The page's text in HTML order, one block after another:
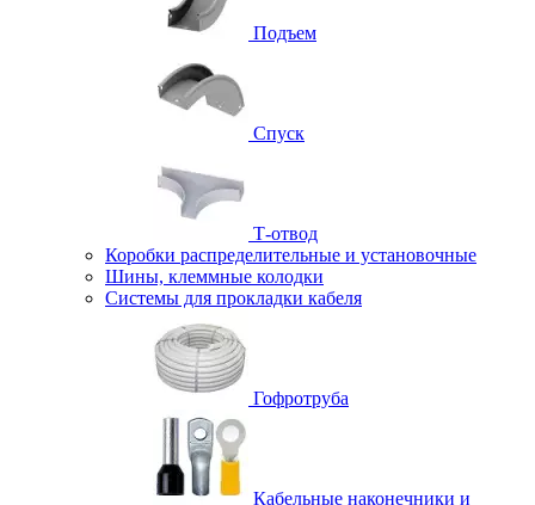
Подъем
Спуск
Т-отвод
Коробки распределительные и установочные
Шины, клеммные колодки
Системы для прокладки кабеля
Гофротруба
Кабельные наконечники и